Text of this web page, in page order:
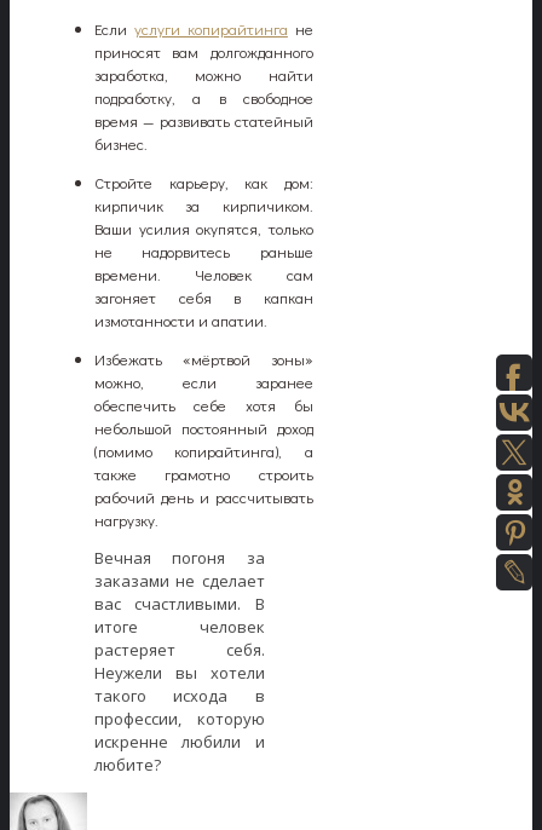
Если услуги копирайтинга не
приносят вам долгожданного
заработка, можно найти
подработку, а в свободное
время — развивать статейный
бизнес.
Стройте карьеру, как дом:
кирпичик за кирпичиком.
Ваши усилия окупятся, только
не надорвитесь раньше
времени. Человек сам
загоняет себя в капкан
измотанности и апатии.
Избежать «мёртвой зоны»
можно, если заранее
обеспечить себе хотя бы
небольшой постоянный доход
(помимо копирайтинга), а
также грамотно строить
рабочий день и рассчитывать
нагрузку.
Вечная погоня за
заказами не сделает
вас счастливыми. В
итоге человек
растеряет себя.
Неужели вы хотели
такого исхода в
профессии, которую
искренне любили и
любите?